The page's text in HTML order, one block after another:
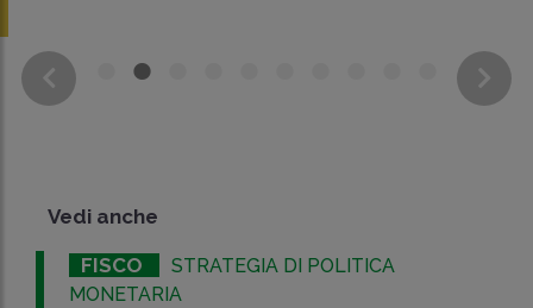
Vedi anche
FISCO
STRATEGIA DI POLITICA
MONETARIA